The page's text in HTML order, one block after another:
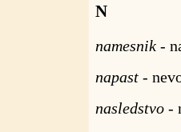
N
namesnik -
napast -
nasledstvo -